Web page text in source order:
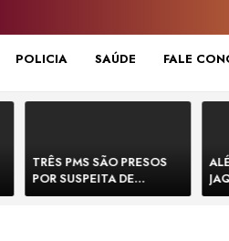
POLICIA SAÚDE FALE
TRÊS PMS SÃO PRESOS
POR SUSPEITA DE
EXECUTAR DOIS HOMENS